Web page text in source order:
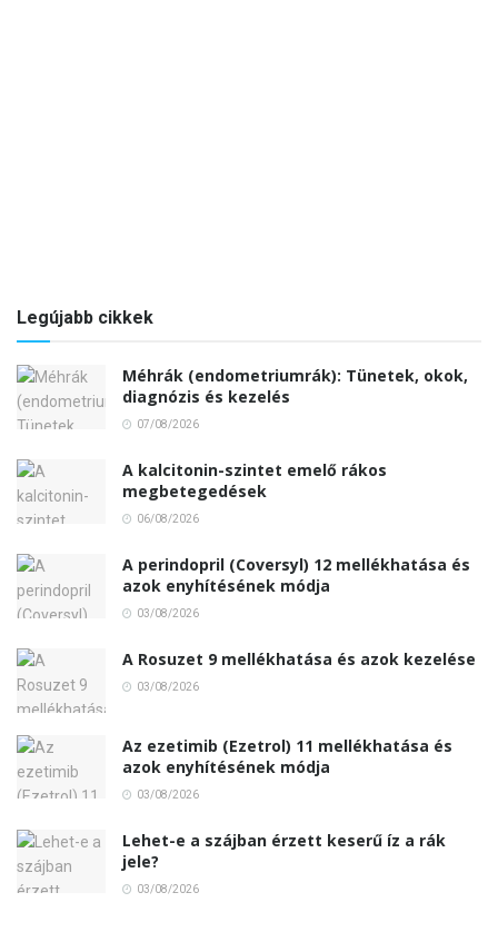
Legújabb cikkek
Méhrák (endometriumrák): Tünetek, okok,
diagnózis és kezelés
07/08/2026
A kalcitonin-szintet emelő rákos
megbetegedések
06/08/2026
A perindopril (Coversyl) 12 mellékhatása és
azok enyhítésének módja
03/08/2026
A Rosuzet 9 mellékhatása és azok kezelése
03/08/2026
Az ezetimib (Ezetrol) 11 mellékhatása és
azok enyhítésének módja
03/08/2026
Lehet-e a szájban érzett keserű íz a rák
jele?
03/08/2026